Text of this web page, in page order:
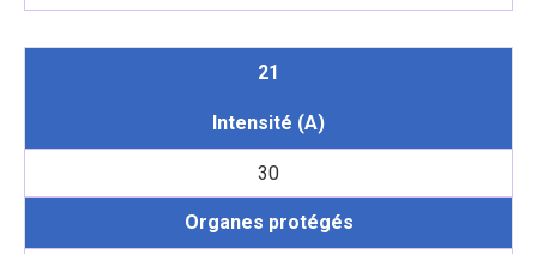
21
Intensité (A)
30
Organes protégés